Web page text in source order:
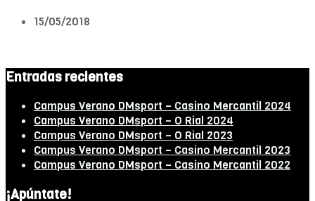
15/05/2018
Entradas recientes
Campus Verano DMsport – Casino Mercantil 2024
Campus Verano DMsport – O Rial 2024
Campus Verano DMsport – O Rial 2023
Campus Verano DMsport – Casino Mercantil 2023
Campus Verano DMsport – Casino Mercantil 2022
¡Apúntate!